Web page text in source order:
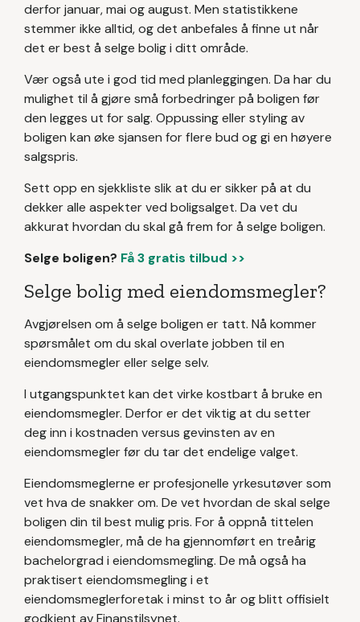
derfor januar, mai og august. Men statistikkene
stemmer ikke alltid, og det anbefales å finne ut når
det er best å selge bolig i ditt område.
Vær også ute i god tid med planleggingen. Da har du
mulighet til å gjøre små forbedringer på boligen før
den legges ut for salg. Oppussing eller styling av
boligen kan øke sjansen for flere bud og gi en høyere
salgspris.
Sett opp en sjekkliste slik at du er sikker på at du
dekker alle aspekter ved boligsalget. Da vet du
akkurat hvordan du skal gå frem for å selge boligen.
Selge boligen? Få 3 gratis tilbud >>
Selge bolig med eiendomsmegler?
Avgjørelsen om å selge boligen er tatt. Nå kommer
spørsmålet om du skal overlate jobben til en
eiendomsmegler eller selge selv.
I utgangspunktet kan det virke kostbart å bruke en
eiendomsmegler. Derfor er det viktig at du setter
deg inn i kostnaden versus gevinsten av en
eiendomsmegler før du tar det endelige valget.
Eiendomsmeglerne er profesjonelle yrkesutøver som
vet hva de snakker om. De vet hvordan de skal selge
boligen din til best mulig pris. For å oppnå tittelen
eiendomsmegler, må de ha gjennomført en treårig
bachelorgrad i eiendomsmegling. De må også ha
praktisert eiendomsmegling i et
eiendomsmeglerforetak i minst to år og blitt offisielt
godkjent av Finanstilsynet.